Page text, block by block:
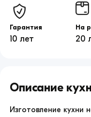
Гарантия
10 лет
На
20
продажа
цене
Описание
Изготовление кухни